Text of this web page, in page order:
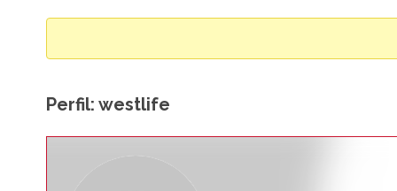
You
here:
Perfil: westlife